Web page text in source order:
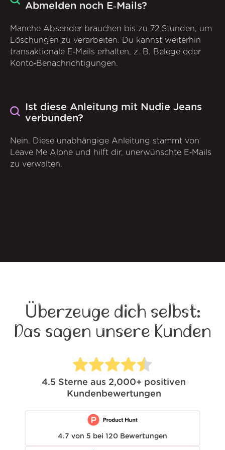
Abmelden noch E‑Mails?
Manche Absender brauchen bis zu 72 Stunden, um
Löschungen zu verarbeiten. Du kannst weiterhin
transaktionale E‑Mails erhalten, z. B. Belege oder
Konto‑Benachrichtigungen.
Ist diese Anleitung mit Nudie Jeans
verbunden?
Nein. Diese unabhängige Anleitung stammt von
Leave Me Alone und hilft dir, unerwünschte E‑Mails
zu verwalten.
Überzeuge dich selbst:
Das sagen unsere Kunden
4.5 Sterne aus 2,000+ positiven
Kundenbewertungen
4.7 von 5 bei 120 Bewertungen